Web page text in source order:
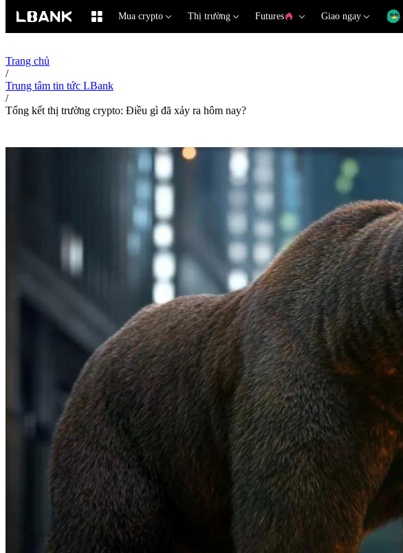
Mua crypto Thị trường Futures Giao ngay
Trang chủ
/
Trung tâm tin tức LBank
/
Tổng kết thị trường crypto: Điều gì đã xảy ra hôm nay?